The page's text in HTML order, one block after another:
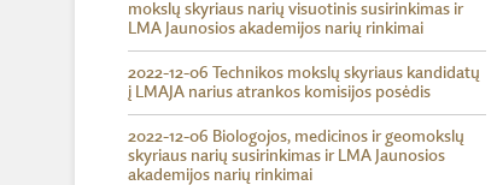
mokslų skyriaus narių visuotinis susirinkimas ir
LMA Jaunosios akademijos narių rinkimai
2022-12-06 Technikos mokslų skyriaus kandidatų
į LMAJA narius atrankos komisijos posėdis
2022-12-06 Biologojos, medicinos ir geomokslų
skyriaus narių susirinkimas ir LMA Jaunosios
akademijos narių rinkimai